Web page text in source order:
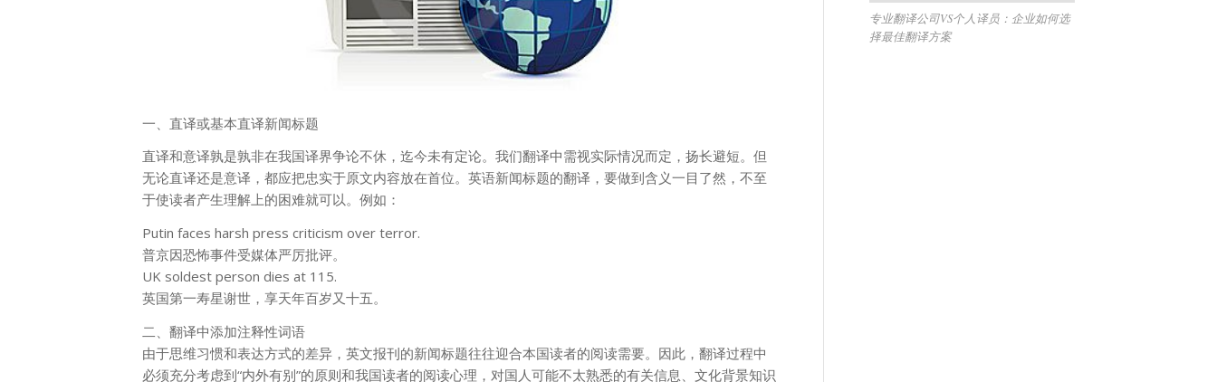
一、直译或基本直译新闻标题
直译和意译孰是孰非在我国译界争论不休， 迄今未有定论。我们翻译中需视实际情况而定，扬长避短。但
无论直译还是意译，都应把忠实于原文内容放在首位。 英语新闻标题的翻译，要做到含义一目了然，不至
于使读者产生理解上的困难就可以。例如 ：
Putin faces harsh press criticism over terror.
普京因恐怖事件受媒体严厉批评。
UK soldest person dies at 115.
英国第一寿星谢世，享天年百岁又十五。
二、翻译中添加注释性词语
由于思维习惯和表达方式的差异，英文报刊的新闻标题往往迎合本国读者的阅读需要。因此，翻译过程中
必须充分考虑到“内外有别”的原则和我国读者的阅读心理，对国人可能不太熟悉的有关信息、文化背景知识
专业翻译公司VS个人译员：企业如何选
择最佳翻译方案